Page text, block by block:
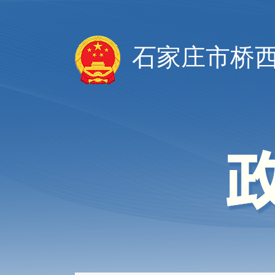
石家庄市桥